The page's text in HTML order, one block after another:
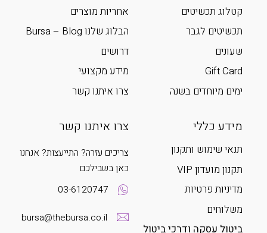
קטלוג תכשיטים
תכשיטים לגבר
שעונים
Gift Card
ימים מיוחדים בשנה
אחריות מוצרים
הבלוג שלנו Bursa – Blog
דרושים
מידע מקצועי
צרו איתנו קשר
מידע כללי
תנאי שימוש ותקנון
תקנון מועדון VIP
מדיניות פרטיות
משלוחים
ביטול עסקה ודרכי ביטול
צרו איתנו קשר
צריכים עזרה? התייעצות? אנחנו
כאן בשבילכם
03-6120747
bursa@thebursa.co.il